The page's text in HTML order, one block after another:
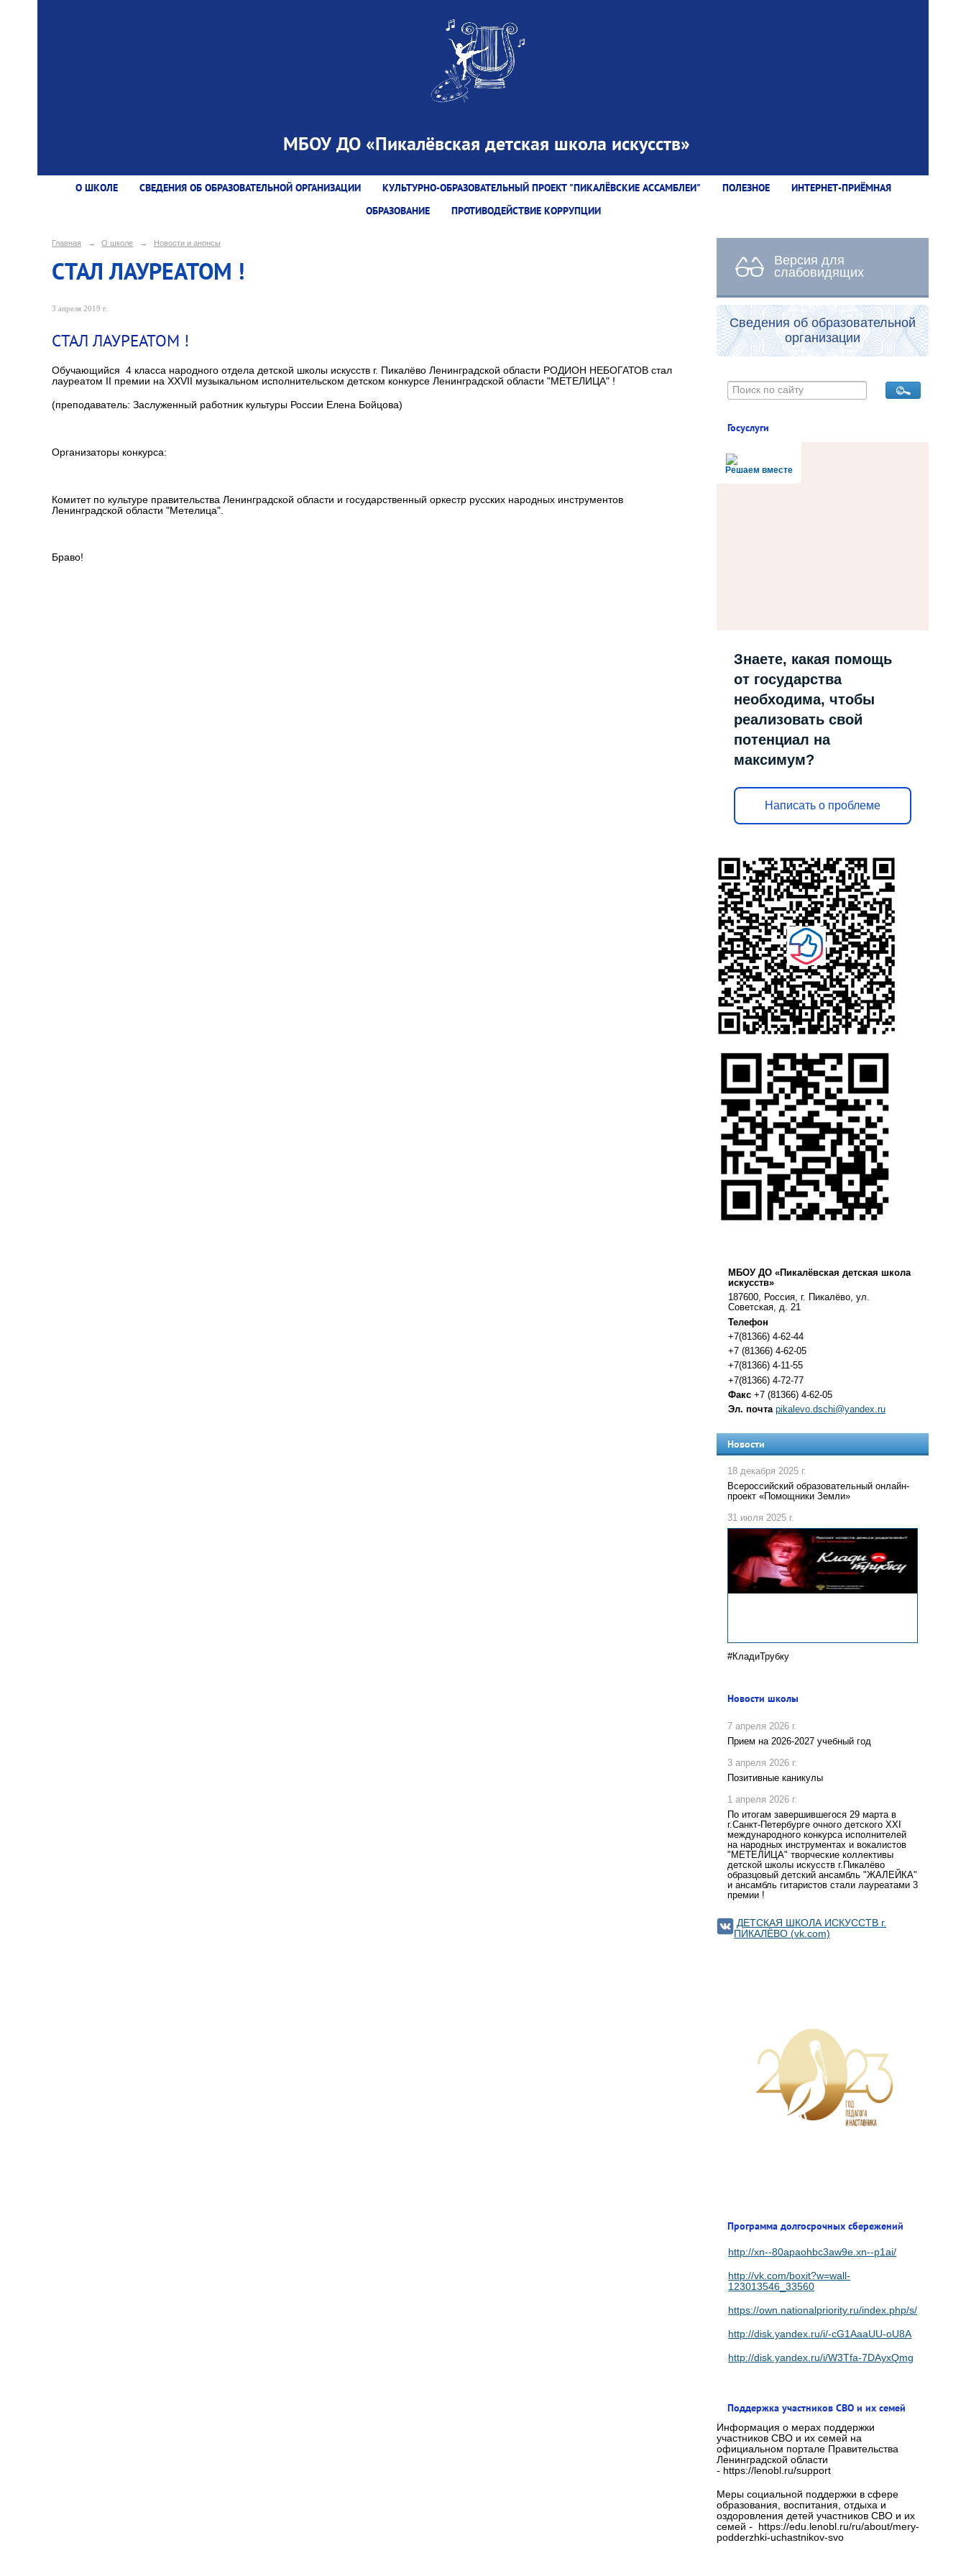
МБОУ ДО «Пикалёвская детская школа искусств»
О ШКОЛЕ СВЕДЕНИЯ ОБ ОБРАЗОВАТЕЛЬНОЙ ОРГАНИЗАЦИИ КУЛЬТУРНО-ОБРАЗОВАТЕЛЬНЫЙ ПРОЕКТ "ПИКАЛЁВСКИЕ АССАМБЛЕИ" ПОЛЕЗНОЕ
ИНТЕРНЕТ-ПРИЁМНАЯ
ОБРАЗОВАНИЕ
ПРОТИВОДЕЙСТВИЕ КОРРУПЦИИ
Главная → О школе → Новости и анонсы
СТАЛ ЛАУРЕАТОМ !
3 апреля 2019 г.
СТАЛ ЛАУРЕАТОМ !
Обучающийся 4 класса народного отдела детской школы искусств г. Пикалёво Ленинградской области РОДИОН НЕБОГАТОВ стал
лауреатом II премии на XXVII музыкальном исполнительском детском конкурсе Ленинградской области "МЕТЕЛИЦА" !
(преподаватель: Заслуженный работник культуры России Елена Бойцова)
Организаторы конкурса:
Комитет по культуре правительства Ленинградской области и государственный оркестр русских народных инструментов
Ленинградской области "Метелица".
Браво!
Версия для
слабовидящих
Сведения об образовательной
организации
Госуслуги
Решаем вместе
Знаете, какая помощь
от государства
необходима, чтобы
реализовать свой
потенциал на
максимум?
Написать о проблеме
МБОУ ДО «Пикалёвская детская школа
искусств»
187600, Россия, г. Пикалёво, ул.
Советская, д. 21
Телефон
+7(81366) 4-62-44
+7 (81366) 4-62-05
+7(81366) 4-11-55
+7(81366) 4-72-77
Факс +7 (81366) 4-62-05
Эл. почта pikalevo.dschi@yandex.ru
Новости
18 декабря 2025 г.
Всероссийский образовательный онлайн-
проект «Помощники Земли»
31 июля 2025 г.
#КладиТрубку
Новости школы
7 апреля 2026 г.
Прием на 2026-2027 учебный год
3 апреля 2026 г.
Позитивные каникулы
1 апреля 2026 г.
По итогам завершившегося 29 марта в
г.Санкт-Петербурге очного детского XXI
международного конкурса исполнителей
на народных инструментах и вокалистов
"МЕТЕЛИЦА" творческие коллективы
детской школы искусств г.Пикалёво
образцовый детский ансамбль "ЖАЛЕЙКА"
и ансамбль гитаристов стали лауреатами 3
премии !
ДЕТСКАЯ ШКОЛА ИСКУССТВ г.
ПИКАЛЁВО (vk.com)
Программа долгосрочных сбережений
http://xn--80apaohbc3aw9e.xn--p1ai/
http://vk.com/boxit?w=wall-
123013546_33560
https://own.nationalpriority.ru/index.php/s/
http://disk.yandex.ru/i/-cG1AaaUU-oU8A
http://disk.yandex.ru/i/W3Tfa-7DAyxQmg
Поддержка участников СВО и их семей
Информация о мерах поддержки
участников СВО и их семей на
официальном портале Правительства
Ленинградской области
- https://lenobl.ru/support
Меры социальной поддержки в сфере
образования, воспитания, отдыха и
оздоровления детей участников СВО и их
семей - https://edu.lenobl.ru/ru/about/mery-
podderzhki-uchastnikov-svo